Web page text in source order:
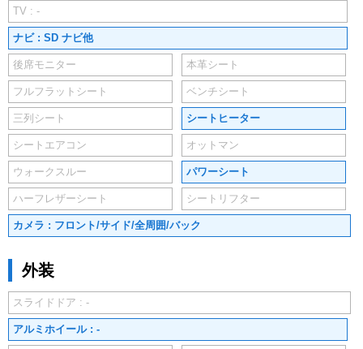
TV : -
ナビ : SD ナビ他
後席モニター 本革シート
フルフラットシート ベンチシート
三列シート シートヒーター
シートエアコン オットマン
ウォークスルー パワーシート
ハーフレザーシート シートリフター
カメラ : フロント/サイド/全周囲/バック
外装
スライドドア : -
アルミホイール : -